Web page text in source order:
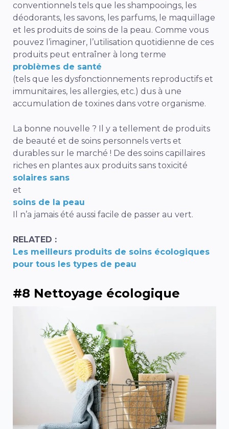
conventionnels tels que les shampooings, les
déodorants, les savons, les parfums, le maquillage
et les produits de soins de la peau. Comme vous
pouvez l’imaginer, l’utilisation quotidienne de ces
produits peut entraîner à long terme
problèmes de santé
(tels que les dysfonctionnements reproductifs et
immunitaires, les allergies, etc.) dus à une
accumulation de toxines dans votre organisme.
La bonne nouvelle ? Il y a tellement de produits
de beauté et de soins personnels verts et
durables sur le marché ! De des soins capillaires
riches en plantes aux produits sans toxicité
solaires sans
et
soins de la peau
Il n’a jamais été aussi facile de passer au vert.
RELATED :
Les meilleurs produits de soins écologiques
pour tous les types de peau
#8 Nettoyage écologique